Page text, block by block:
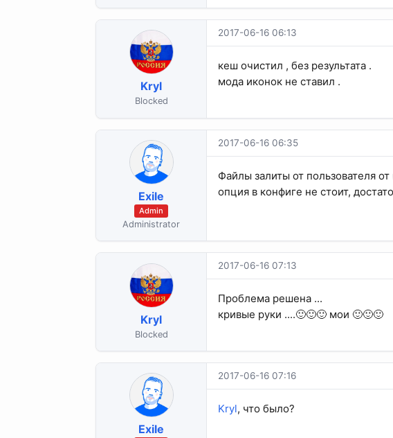
Kryl
Blocked
2017-06-16 06:13
кеш очистил , без результата .
мода иконок не ставил .
Exile
Admin
Administrator
2017-06-16 06:35
Файлы залиты от пользователя
опция в конфиге не стоит,
Kryl
Blocked
2017-06-16 07:13
Проблема решена ...
кривые руки ....🙂🙂🙂 мои 🙂🙂🙂
Exile
2017-06-16 07:16
Kryl, что было?